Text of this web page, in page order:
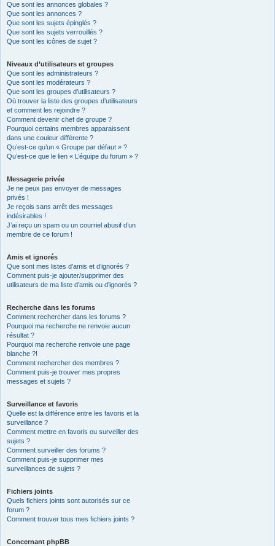
Que sont les annonces globales ?
Que sont les annonces ?
Que sont les sujets épinglés ?
Que sont les sujets verrouillés ?
Que sont les icônes de sujet ?
Niveaux d’utilisateurs et groupes
Que sont les administrateurs ?
Que sont les modérateurs ?
Que sont les groupes d’utilisateurs ?
Où trouver la liste des groupes d’utilisateurs
et comment les rejoindre ?
Comment devenir chef de groupe ?
Pourquoi certains membres apparaissent
dans une couleur différente ?
Qu’est-ce qu’un « Groupe par défaut » ?
Qu’est-ce que le lien « L’équipe du forum » ?
Messagerie privée
Je ne peux pas envoyer de messages
privés !
Je reçois sans arrêt des messages
indésirables !
J’ai reçu un spam ou un courriel abusif d’un
membre de ce forum !
Amis et ignorés
Que sont mes listes d’amis et d’ignorés ?
Comment puis-je ajouter/supprimer des
utilisateurs de ma liste d’amis ou d’ignorés ?
Recherche dans les forums
Comment rechercher dans les forums ?
Pourquoi ma recherche ne renvoie aucun
résultat ?
Pourquoi ma recherche renvoie une page
blanche ?!
Comment rechercher des membres ?
Comment puis-je trouver mes propres
messages et sujets ?
Surveillance et favoris
Quelle est la différence entre les favoris et la
surveillance ?
Comment mettre en favoris ou surveiller des
sujets ?
Comment surveiller des forums ?
Comment puis-je supprimer mes
surveillances de sujets ?
Fichiers joints
Quels fichiers joints sont autorisés sur ce
forum ?
Comment trouver tous mes fichiers joints ?
Concernant phpBB